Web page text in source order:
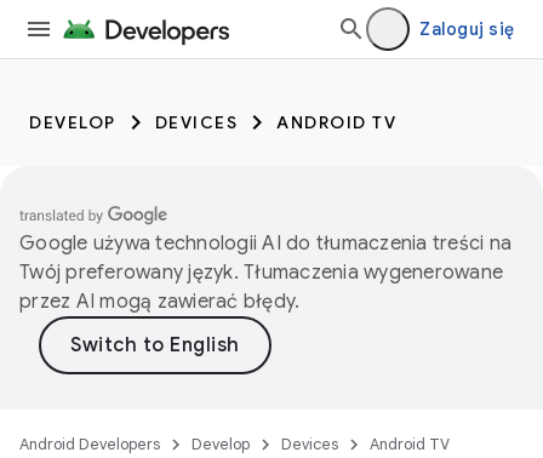
Zaloguj się
DEVELOP DEVICES ANDROID TV
Google używa technologii AI do tłumaczenia treści na
Twój preferowany język. Tłumaczenia wygenerowane
przez AI mogą zawierać błędy.
Android Developers Develop Devices Android TV